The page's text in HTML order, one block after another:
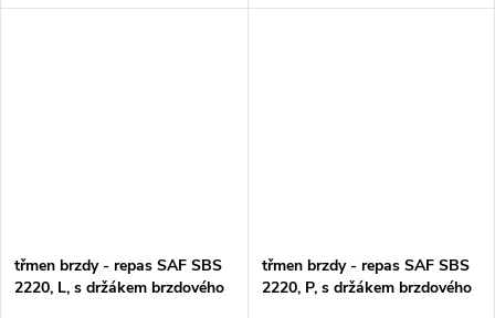
A9424211312, BCR201A,
03080008700, 03080008750,
třmen brzdy - repas SAF SBS
2220, L, s držákem brzdového
třmen brzdy - repas SAF SBS
2220, P, s držákem brzdového